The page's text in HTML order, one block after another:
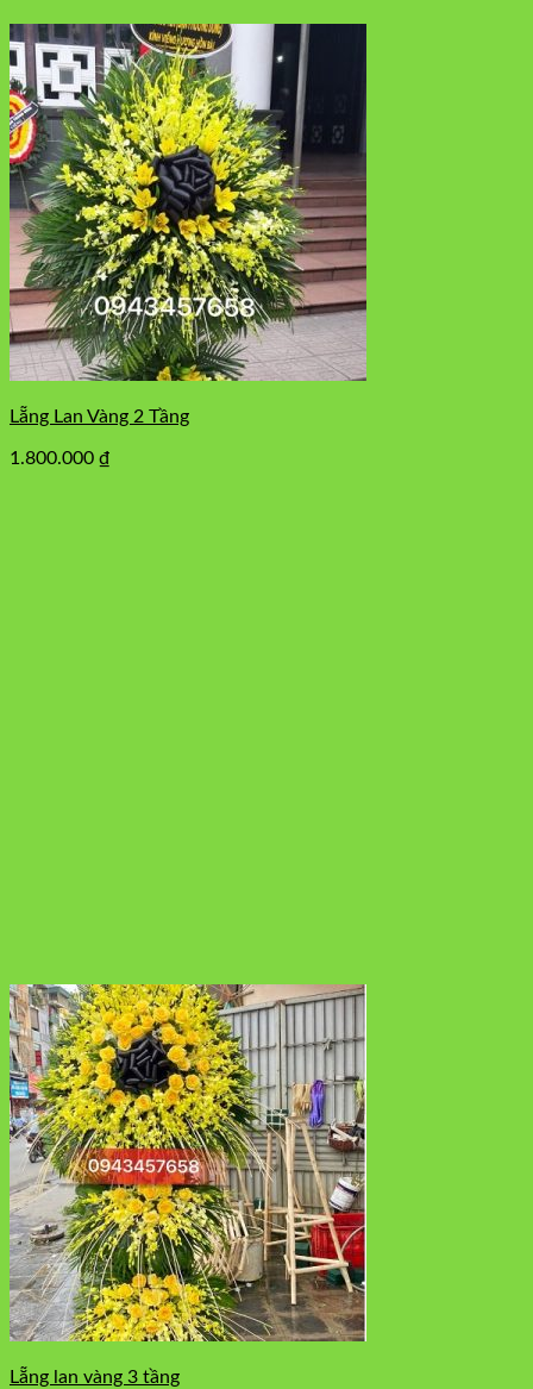
Lẵng Lan Vàng 2 Tầng
1.800.000 ₫
Lẵng lan vàng 3 tầng